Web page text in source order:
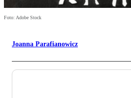
Foto: Adobe Stock
Joanna Parafianowicz